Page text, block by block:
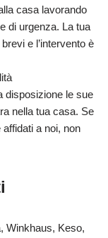
casa lavorando
di urgenza. La tua
e l’intervento è
disposizione le sue
nella tua casa. Se
a noi, non
Winkhaus, Keso,